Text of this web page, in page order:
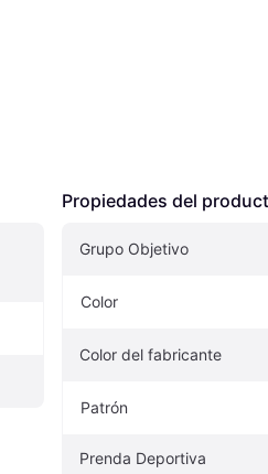
Propiedades del
Grupo Objetivo
Color
Color del fabricante
Patrón
Prenda Deportiva